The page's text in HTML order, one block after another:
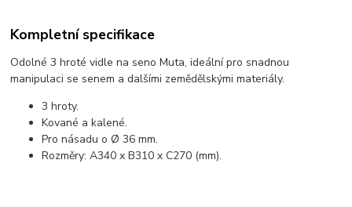
Kompletní specifikace
Odolné 3 hroté vidle na seno Muta, ideální pro snadnou
manipulaci se senem a dalšími zemědělskými materiály.
3 hroty.
Kované a kalené.
Pro násadu o Ø 36 mm.
Rozměry: A340 x B310 x C270 (mm).